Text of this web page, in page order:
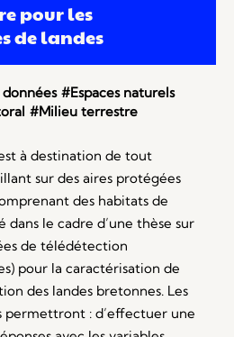
pour les
de landes
#Espaces naturels
#Milieu terrestre
à destination de tout
sur des aires protégées
des habitats de
dans le cadre d’une thèse sur
de télédétection
pour la caractérisation de
des landes bretonnes. Les
permettront : d’effectuer une